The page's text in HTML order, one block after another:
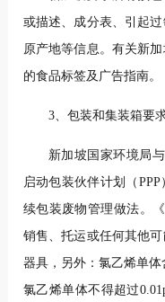
或描述、成分表、引起
原产地等信息。有关新
的食品标签及广告指南。
3、包装和集装箱要
新加坡国家环境局
启动包装伙伴计划（
续包装废物管理做法。
销售、托运或任何其他
器具，另外：氯乙烯单体
氯乙烯单体不得超过